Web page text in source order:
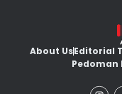
About UsEditorial
Pedoman